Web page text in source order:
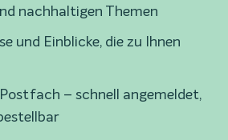
nachhaltigen Themen
und Einblicke, die zu Ihnen
– schnell angemeldet,